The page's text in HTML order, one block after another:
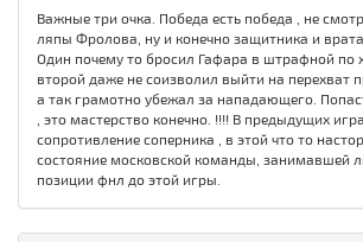
Важные три очка. Победа есть победа , не
ляпы Фролова, ну и конечно защитника и
Один почему то бросил Гафара в штрафной по
второй даже не соизволил выйти на перехват
а так грамотно убежал за нападающего.
, это мастерство конечно. !!!! В предыдущих
сопротивление соперника , в этой что то
состояние московской команды, занимавшей
позиции фнл до этой игры.